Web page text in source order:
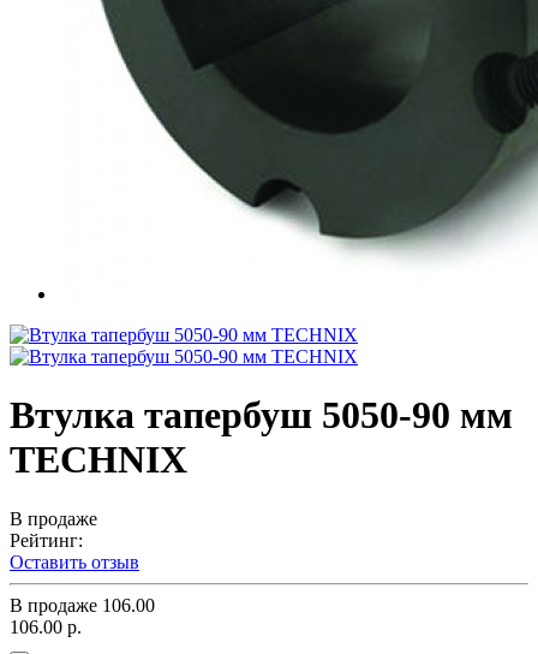
Втулка тапербуш 5050-90 мм
TECHNIX
В продаже
Рейтинг:
Оставить отзыв
В продаже 106.00
106.00 р.